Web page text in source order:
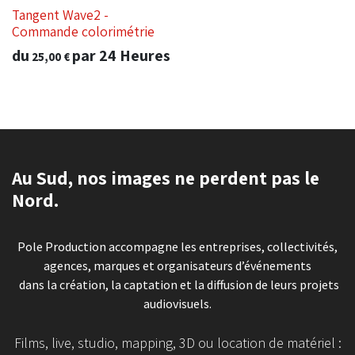
Tangent Wave2 -
Commande colorimétrie
du 25,00 € par24 Heures
Au Sud, nos images ne perdent pas le
Nord.
Pole Production accompagne les entreprises, collectivités,
agences, marques et organisateurs d’événements
dans la création, la captation et la diffusion de leurs projets
audiovisuels.
Films, live, studio, mapping, 3D ou location de matériel :